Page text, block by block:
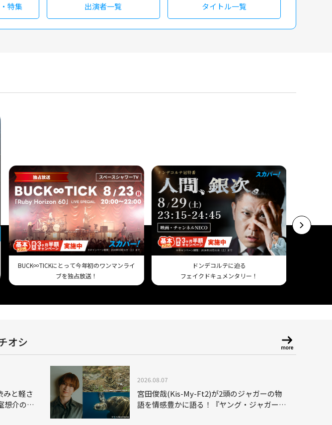
特集 出演者一覧 タイトル一覧
BUCK∞TICKにとって今年初のワンマンライ
ブを独占放送！
ドンデコルテに迫る
フェイクドキュメンタリー！
オシ
みと軽さ
想介の事
2026.08.07
宮田俊哉(Kis-My-Ft2)が2頭のジャガーの物
語を情感豊かに語る！『ヤング・ジャガー：